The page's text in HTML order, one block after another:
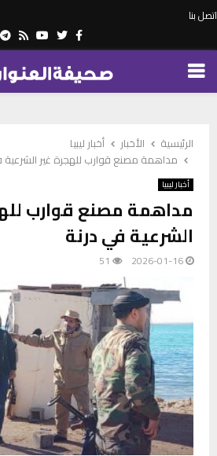
اتصل بنا
Facebook
Twitter
Youtube
Rss
PRIMARY
الرئيسية الأخبار
أخبار ليبيا
مداهمة مصنع قوارب للهجرة غير الشرعية
أخبار ليبيا
مداهمة مصنع قوارب
الشرعية في درنة
2026-01-16
51